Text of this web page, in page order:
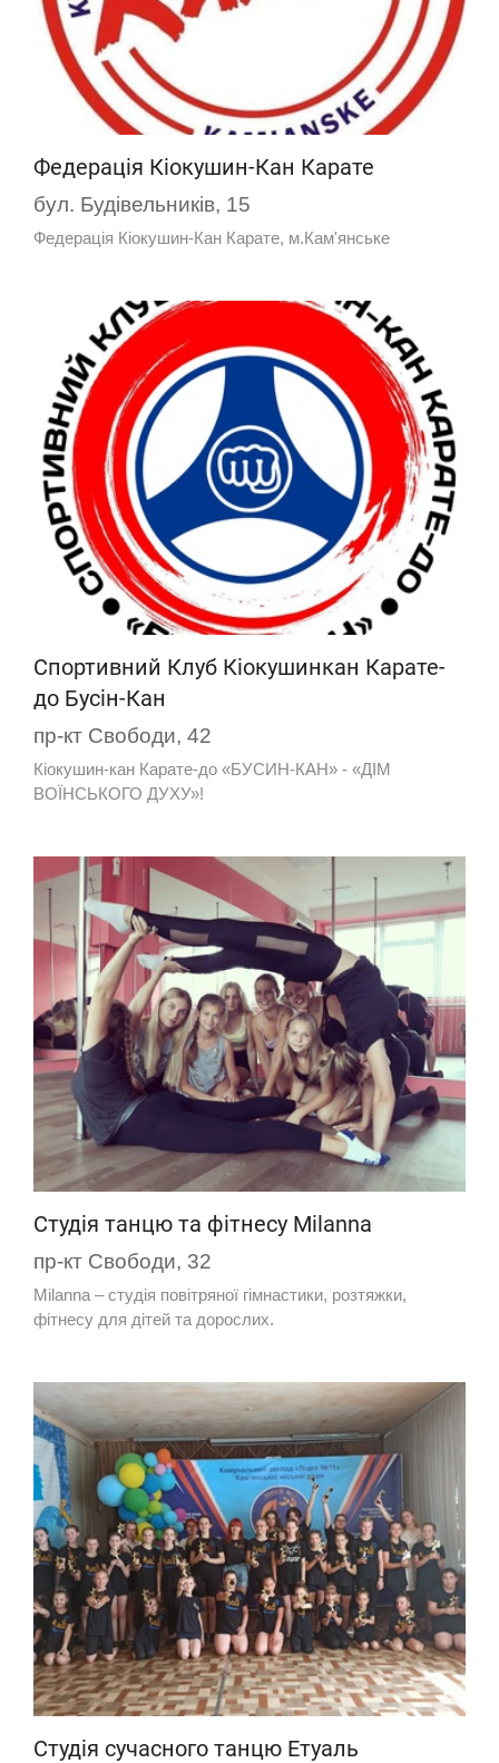
Федерація Кіокушин-Кан Карате
бул. Будівельників, 15
Федерація Кіокушин-Кан Карате, м.Кам'янське
Спортивний Клуб Кіокушинкан Карате-
до Бусін-Кан
пр-кт Свободи, 42
Кіокушин-кан Карате-до «БУСИН-КАН» - «ДІМ
ВОЇНСЬКОГО ДУХУ»!
Студія танцю та фітнесу Milanna
пр-кт Свободи, 32
Milanna – студія повітряної гімнастики, розтяжки,
фітнесу для дітей та дорослих.
Студія сучасного танцю Етуаль